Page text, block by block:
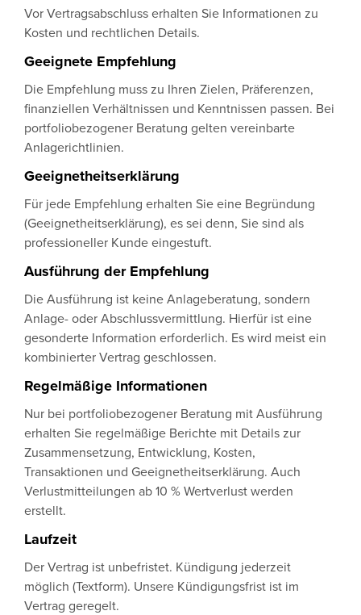
Vor Vertragsabschluss erhalten Sie Informationen zu
Kosten und rechtlichen Details.
Geeignete Empfehlung
Die Empfehlung muss zu Ihren Zielen, Präferenzen,
finanziellen Verhältnissen und Kenntnissen passen. Bei
portfoliobezogener Beratung gelten vereinbarte
Anlagerichtlinien.
Geeignetheitserklärung
Für jede Empfehlung erhalten Sie eine Begründung
(Geeignetheitserklärung), es sei denn, Sie sind als
professioneller Kunde eingestuft.
Ausführung der Empfehlung
Die Ausführung ist keine Anlageberatung, sondern
Anlage- oder Abschlussvermittlung. Hierfür ist eine
gesonderte Information erforderlich. Es wird meist ein
kombinierter Vertrag geschlossen.
Regelmäßige Informationen
Nur bei portfoliobezogener Beratung mit Ausführung
erhalten Sie regelmäßige Berichte mit Details zur
Zusammensetzung, Entwicklung, Kosten,
Transaktionen und Geeignetheitserklärung. Auch
Verlustmitteilungen ab 10 % Wertverlust werden
erstellt.
Laufzeit
Der Vertrag ist unbefristet. Kündigung jederzeit
möglich (Textform). Unsere Kündigungsfrist ist im
Vertrag geregelt.